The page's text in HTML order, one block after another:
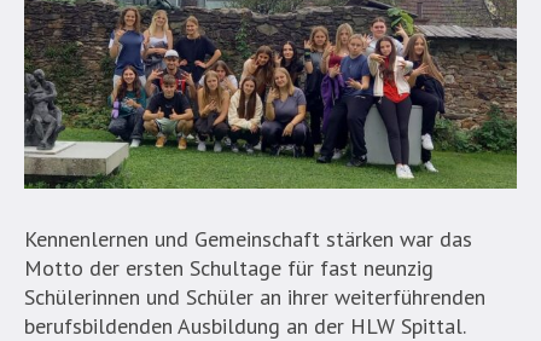
Kennenlernen und Gemeinschaft stärken war das
Motto der ersten Schultage für fast neunzig
Schülerinnen und Schüler an ihrer weiterführenden
berufsbildenden Ausbildung an der HLW Spittal.